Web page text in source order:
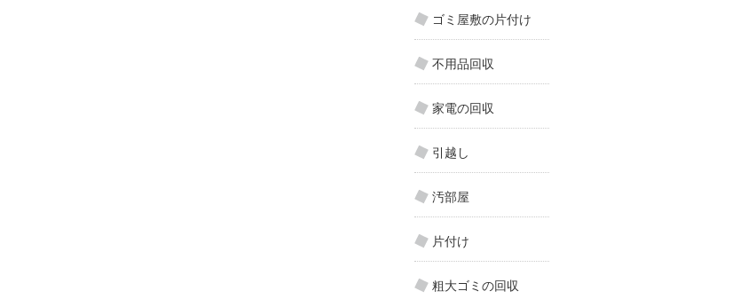
ゴミ屋敷の片付け
不用品回収
家電の回収
引越し
汚部屋
片付け
粗大ゴミの回収